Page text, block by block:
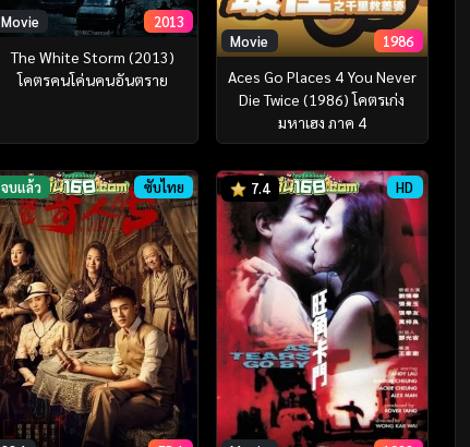
Movie 2013
The White Storm (2013)
โคตรคนโค่นคนอันตราย
Movie 1986
Aces Go Places 4 You Never
Die Twice (1986) โคตรเก่ง
มหาเฮง ภาค 4
จบแล้ว ซับไทย 7.4 HD